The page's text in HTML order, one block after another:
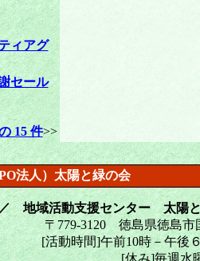
ィアグ
セール
15 件>>
法人）太陽と緑の会
地域活動支援センター 太陽と
〒779-3120 徳島県徳島
[活動時間]午前10時－午後
[休み]毎週水